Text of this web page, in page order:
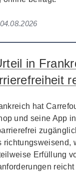
04.08.2026
in
hat
und seine App
richtungsweisend,
Erfüllung